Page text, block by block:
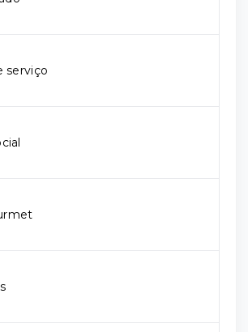
serviço